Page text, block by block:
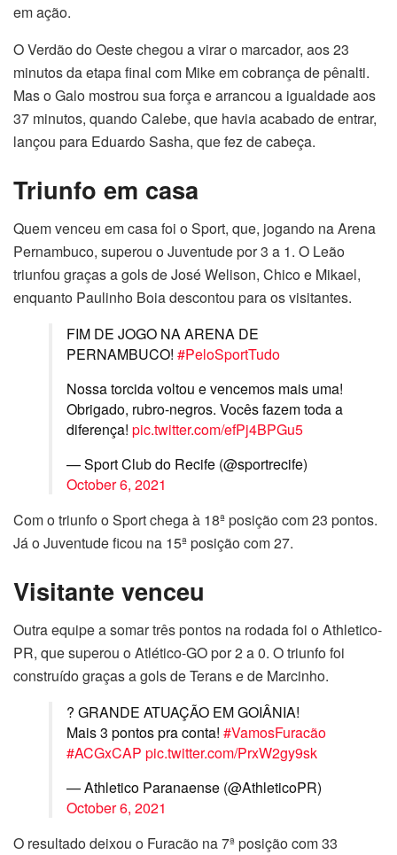
em ação.
O Verdão do Oeste chegou a virar o marcador, aos 23
minutos da etapa final com Mike em cobrança de pênalti.
Mas o Galo mostrou sua força e arrancou a igualdade aos
37 minutos, quando Calebe, que havia acabado de entrar,
lançou para Eduardo Sasha, que fez de cabeça.
Triunfo em casa
Quem venceu em casa foi o Sport, que, jogando na Arena
Pernambuco, superou o Juventude por 3 a 1. O Leão
triunfou graças a gols de José Welison, Chico e Mikael,
enquanto Paulinho Boia descontou para os visitantes.
FIM DE JOGO NA ARENA DE
PERNAMBUCO! #PeloSportTudo
Nossa torcida voltou e vencemos mais uma!
Obrigado, rubro-negros. Vocês fazem toda a
diferença! pic.twitter.com/efPj4BPGu5
— Sport Club do Recife (@sportrecife)
October 6, 2021
Com o triunfo o Sport chega à 18ª posição com 23 pontos.
Já o Juventude ficou na 15ª posição com 27.
Visitante venceu
Outra equipe a somar três pontos na rodada foi o Athletico-
PR, que superou o Atlético-GO por 2 a 0. O triunfo foi
construído graças a gols de Terans e de Marcinho.
?️ GRANDE ATUAÇÃO EM GOIÂNIA!
Mais 3 pontos pra conta! #VamosFuracão
#ACGxCAP pic.twitter.com/PrxW2gy9sk
— Athletico Paranaense (@AthleticoPR)
October 6, 2021
O resultado deixou o Furacão na 7ª posição com 33